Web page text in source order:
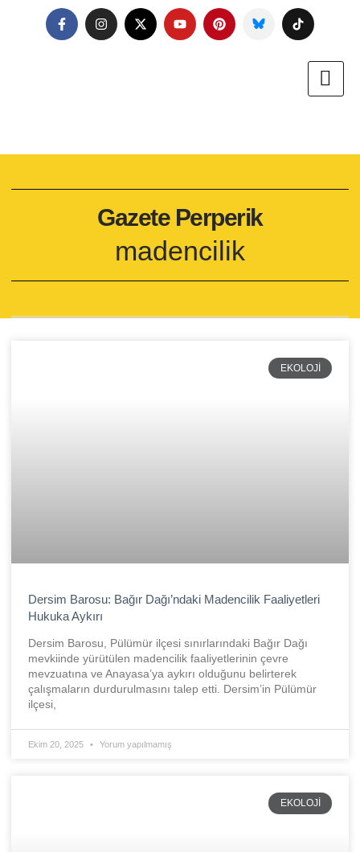
Gazete Perperik
madencilik
EKOLOJI
Dersim Barosu: Bağır Dağı’ndaki Madencilik Faaliyetleri
Hukuka Aykırı
Dersim Barosu, Pülümür ilçesi sınırlarındaki Bağır Dağı
mevkiinde yürütülen madencilik faaliyetlerinin çevre
mevzuatına ve Anayasa’ya aykırı olduğunu belirterek
çalışmaların durdurulmasını talep etti. Dersim’in Pülümür
ilçesi,
Ekim 20, 2025 Yorum yapılmamış
EKOLOJI